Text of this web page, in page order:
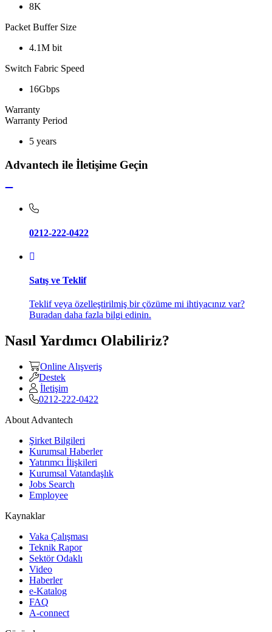
8K
Packet Buffer Size
4.1M bit
Switch Fabric Speed
16Gbps
Warranty
Warranty Period
5 years
Advantech ile İletişime Geçin
0212-222-0422
Satış ve Teklif
Teklif veya özelleştirilmiş bir çözüme mi ihtiyacınız var?
Buradan daha fazla bilgi edinin.
Nasıl Yardımcı Olabiliriz?
Online Alışveriş
Destek
İletişim
0212-222-0422
About Advantech
Şirket Bilgileri
Kurumsal Haberler
Yatırımcı İlişkileri
Kurumsal Vatandaşlık
Jobs Search
Employee
Kaynaklar
Vaka Çalışması
Teknik Rapor
Sektör Odaklı
Video
Haberler
e-Katalog
FAQ
A-connect